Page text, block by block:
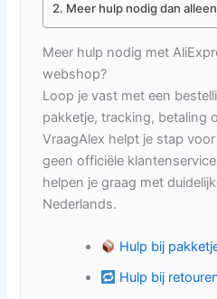
Meer hulp nodig dan
Meer hulp nodig met
webshop?
Loop je vast met een
pakketje, tracking, betaling
VraagAlex helpt je stap
geen officiële
helpen je graag met
Nederlands.
Hulp bij
Hulp bij